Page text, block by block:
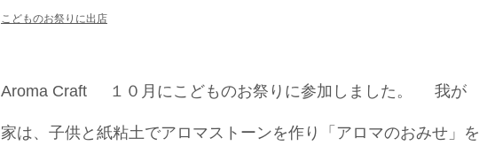
こどものお祭りに出店
Aroma Craft １０月にこどものお祭りに参加しました。 我が
家は、子供と紙粘土でアロマストーンを作り「アロマのおみせ」を